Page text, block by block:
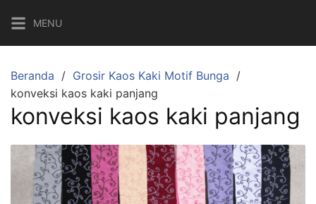
ke
konten
MENU
Beranda
Grosir Kaos Kaki Motif Bunga
konveksi kaos kaki panjang
konveksi kaos kaki panjang